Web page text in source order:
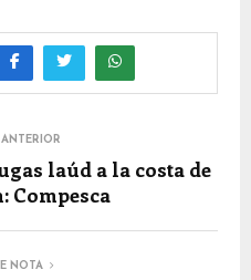
laúd a la costa de
Compesca
NOTA